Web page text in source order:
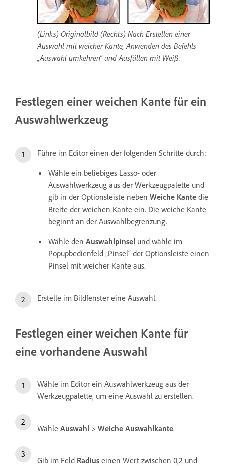
(Links) Originalbild (Rechts) Nach Erstellen einer
Auswahl mit weicher Kante, Anwenden des Befehls
„Auswahl umkehren“ und Ausfüllen mit Weiß.
Festlegen einer weichen Kante für ein
Auswahlwerkzeug
Führe im Editor einen der folgenden Schritte durch:
Wähle ein beliebiges Lasso- oder
Auswahlwerkzeug aus der Werkzeugpalette und
gib in der Optionsleiste neben Weiche Kante die
Breite der weichen Kante ein. Die weiche Kante
beginnt an der Auswahlbegrenzung.
Wähle den Auswahlpinsel und wähle im
Popupbedienfeld „Pinsel“ der Optionsleiste einen
Pinsel mit weicher Kante aus.
Erstelle im Bildfenster eine Auswahl.
Festlegen einer weichen Kante für
eine vorhandene Auswahl
Wähle im Editor ein Auswahlwerkzeug aus der
Werkzeugpalette, um eine Auswahl zu erstellen.
Wähle Auswahl > Weiche Auswahlkante.
Gib im Feld Radius einen Wert zwischen 0,2 und